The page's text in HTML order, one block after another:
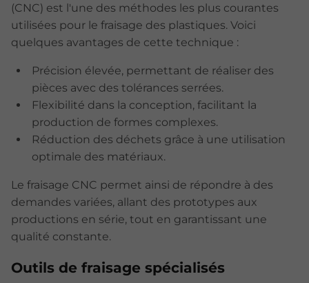
(CNC) est l'une des méthodes les plus courantes
utilisées pour le fraisage des plastiques. Voici
quelques avantages de cette technique :
Précision élevée, permettant de réaliser des
pièces avec des tolérances serrées.
Flexibilité dans la conception, facilitant la
production de formes complexes.
Réduction des déchets grâce à une utilisation
optimale des matériaux.
Le fraisage CNC permet ainsi de répondre à des
demandes variées, allant des prototypes aux
productions en série, tout en garantissant une
qualité constante.
Outils de fraisage spécialisés